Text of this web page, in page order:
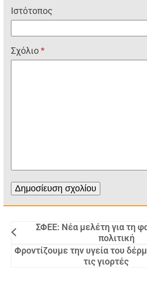
Ιστότοπος
Σχόλιο*
ΣΦΕΕ: Νέα μελέτη για τη
πολιτική
Φροντίζουμε την υγεία του
τις γιορτές